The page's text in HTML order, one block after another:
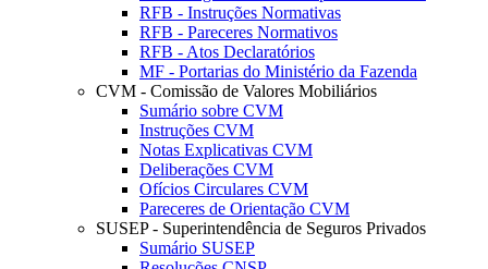
RFB - Instruções Normativas
RFB - Pareceres Normativos
RFB - Atos Declaratórios
MF - Portarias do Ministério da Fazenda
CVM - Comissão de Valores Mobiliários
Sumário sobre CVM
Instruções CVM
Notas Explicativas CVM
Deliberações CVM
Ofícios Circulares CVM
Pareceres de Orientação CVM
SUSEP - Superintendência de Seguros Privados
Sumário SUSEP